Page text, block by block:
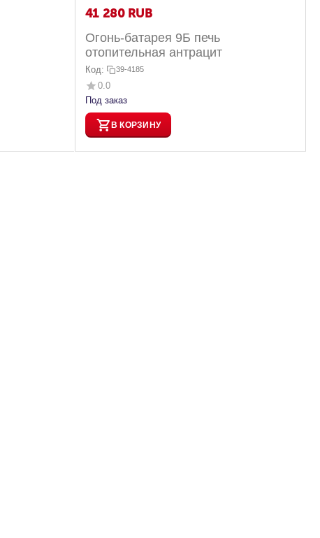
41 280 RUB
Огонь-батарея 9Б печь
отопительная антрацит
Код: 39-4185
0.0
Под заказ
В КОРЗИНУ